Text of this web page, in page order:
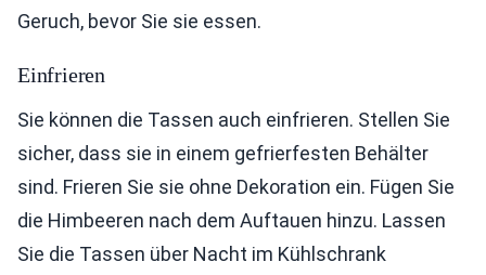
Geruch, bevor Sie sie essen.
Einfrieren
Sie können die Tassen auch einfrieren. Stellen Sie
sicher, dass sie in einem gefrierfesten Behälter
sind. Frieren Sie sie ohne Dekoration ein. Fügen Sie
die Himbeeren nach dem Auftauen hinzu. Lassen
Sie die Tassen über Nacht im Kühlschrank